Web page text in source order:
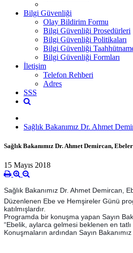
Bilgi Güvenliği
Olay Bildirim Formu
Bilgi Güvenliği Prosedürleri
Bilgi Güvenliği Politikaları
Bilgi Güvenliği
Bilgi Güvenliği Formları
İletişim
Telefon Rehberi
Adres
SSS
Sağlık Bakanımız Dr. Ahmet
Sağlık Bakanımız Dr. Ahmet Demircan,
15 Mayıs 2018
Sağlık Bakanımız Dr. Ahmet Demircan,
Düzenlenen Ebe ve Hemşireler Günü
katılmışlardır.
Programda bir konuşma yapan Sayın
“Ebelik, aylarca gelmesi beklenen en
Konuşmaların ardından Sayın